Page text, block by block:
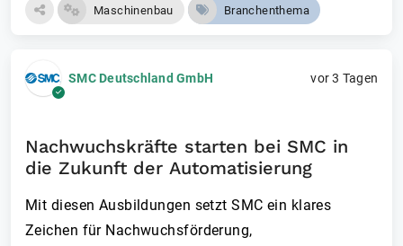
Maschinenbau Branchenthema
SMC Deutschland GmbH vor 3 Tagen
Nachwuchskräfte starten bei SMC in
die Zukunft der Automatisierung
Mit diesen Ausbildungen setzt SMC ein klares
Zeichen für Nachwuchsförderung,